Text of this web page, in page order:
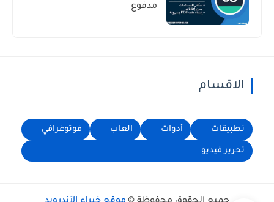
مدفوع
الاقسام
تطبيقات أدوات العاب فوتوغرافي
تحرير فيديو